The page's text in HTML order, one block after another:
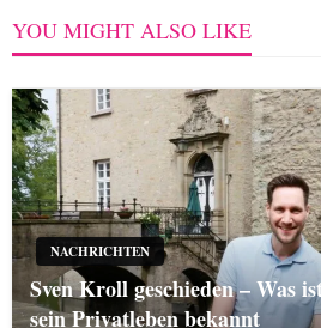
YOU MIGHT ALSO LIKE
NACHRICHTEN
Sven Kroll geschieden – Was
sein Privatleben bekannt